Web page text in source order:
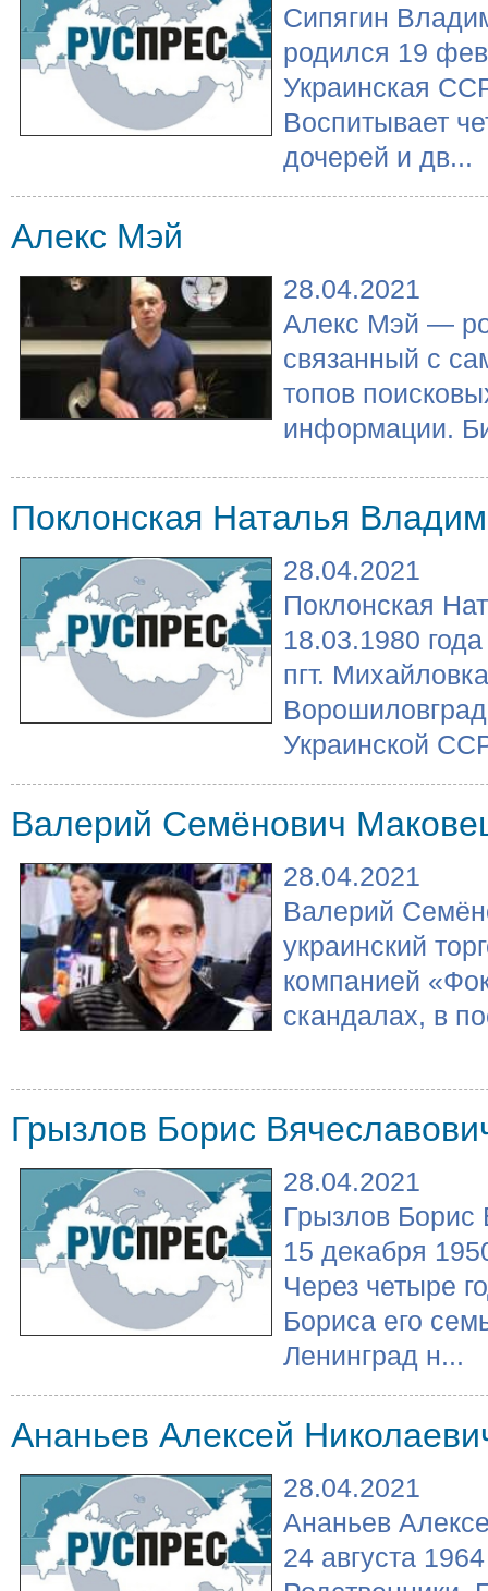
Сипягин
родился 19
Украинская
Воспитывает
дочерей и дв...
Алекс Мэй
28.04.2021
Алекс Мэй —
связанный с
топов
информации.
Поклонская Наталья
28.04.2021
Поклонская
18.03.1980
пгт.
Украинской
Валерий Семёнович
28.04.2021
Валерий
украинский
компанией
скандалах, в
Грызлов Борис
28.04.2021
Грызлов Борис
15 декабря
Через четыре
Бориса его
Ленинград н...
Ананьев Алексей
28.04.2021
Ананьев
24 августа